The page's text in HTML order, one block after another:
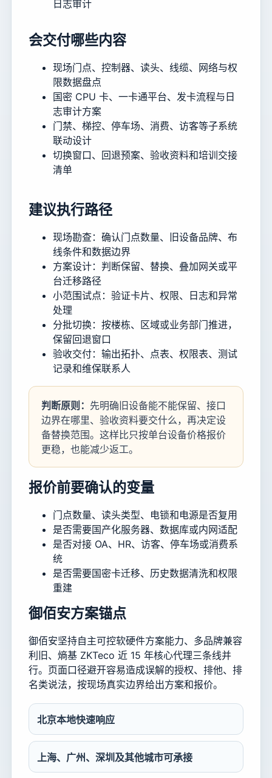
日志审计
会交付哪些内容
现场门点、控制器、读头、线缆、网络与权
限数据盘点
国密 CPU 卡、一卡通平台、发卡流程与日
志审计方案
门禁、梯控、停车场、消费、访客等子系统
联动设计
切换窗口、回退预案、验收资料和培训交接
清单
建议执行路径
现场勘查：确认门点数量、旧设备品牌、布
线条件和数据边界
方案设计：判断保留、替换、叠加网关或平
台迁移路径
小范围试点：验证卡片、权限、日志和异常
处理
分批切换：按楼栋、区域或业务部门推进，
保留回退窗口
验收交付：输出拓扑、点表、权限表、测试
记录和维保联系人
判断原则： 先明确旧设备能不能保留、接口
边界在哪里、验收资料要交什么，再决定设
备替换范围。这样比只按单台设备价格报价
更稳，也能减少返工。
报价前要确认的变量
门点数量、读头类型、电锁和电源是否复用
是否需要国产化服务器、数据库或内网适配
是否对接 OA、HR、访客、停车场或消费系
统
是否需要国密卡迁移、历史数据清洗和权限
重建
御佰安方案锚点
御佰安坚持自主可控软硬件方案能力、多品牌兼容
利旧、熵基 ZKTeco 近 15 年核心代理三条线并
行。页面口径避开容易造成误解的授权、排他、排
名类说法，按现场真实边界给出方案和报价。
北京本地快速响应
上海、广州、深圳及其他城市可承接